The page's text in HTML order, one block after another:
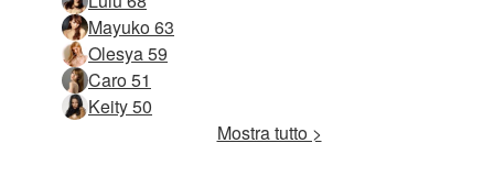
Mayuko 63
Olesya 59
Caro 51
Keity 50
Mostra tutto >